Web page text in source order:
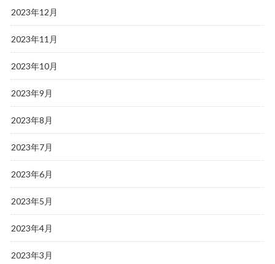
2023年12月
2023年11月
2023年10月
2023年9月
2023年8月
2023年7月
2023年6月
2023年5月
2023年4月
2023年3月